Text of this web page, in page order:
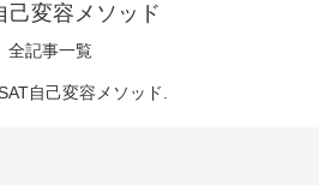
己変容メソッド
全記事一覧
自己変容メソッド.